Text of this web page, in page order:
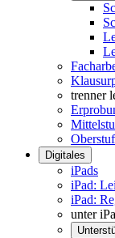
trenner
Digitales
iPads
iPad:
iPad:
unter